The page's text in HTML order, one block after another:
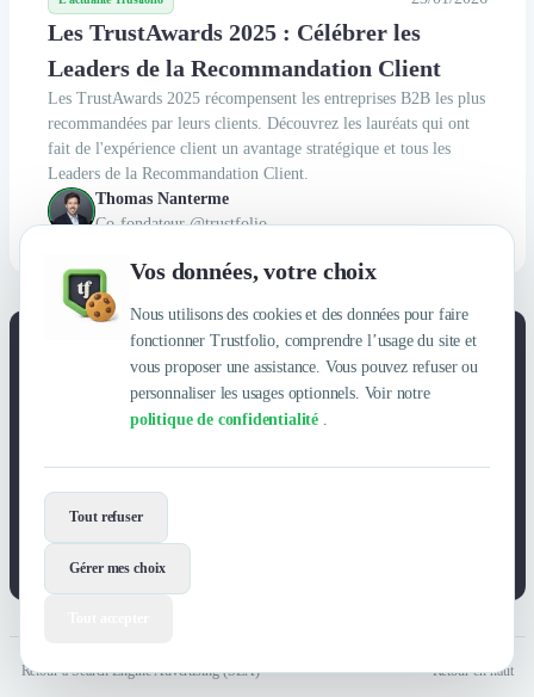
Vos données, votre choix
Nous utilisons des cookies et des données pour faire
fonctionner Trustfolio, comprendre l’usage du site et
vous proposer une assistance. Vous pouvez refuser ou
personnaliser les usages optionnels. Voir notre
politique de confidentialité .
Tout refuser
Gérer mes choix
Les TrustAwards 2025 : Célébrer les
Leaders de la Recommandation Client
Les TrustAwards 2025 récompensent les entreprises B2B les plus
recommandées par leurs clients. Découvrez les lauréats qui ont
fait de l'expérience client un avantage stratégique et tous les
Leaders de la Recommandation Client.
Thomas Nanterme
Co-fondateur @trustfolio
Rejoignez Trustfolio, la plateforme d'avis et de
recommandations B2B.
85 % des décisions B2B sont influencées par la recommandation
parrainage activé et vitrine professionnelle. Déjà adopté par des
Retour à Search Engine Advertising (SEA) Retour en haut